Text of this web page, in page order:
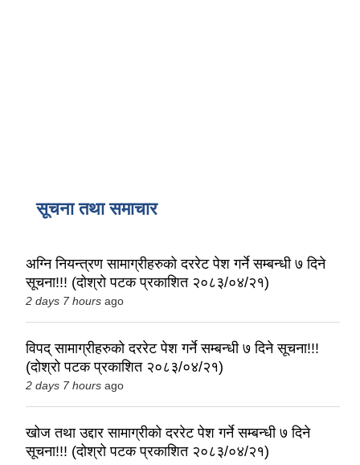
सूचना तथा समाचार
अग्नि नियन्त्रण सामाग्रीहरुको दररेट पेश गर्ने सम्बन्धी ७ दिने
सूचना!!! (दोश्रो पटक प्रकाशित २०८३/०४/२१)
2 days 7 hours ago
विपद् सामाग्रीहरुको दररेट पेश गर्ने सम्बन्धी ७ दिने सूचना!!!
(दोश्रो पटक प्रकाशित २०८३/०४/२१)
2 days 7 hours ago
खोज तथा उद्दार सामाग्रीको दररेट पेश गर्ने सम्बन्धी ७ दिने
सूचना!!! (दोश्रो पटक प्रकाशित २०८३/०४/२१)